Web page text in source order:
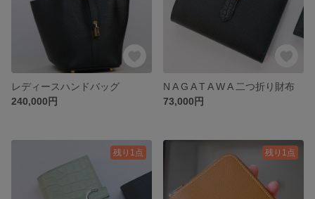
レディースハンドバッグ
240,000円
N A G A T A W A 二つ折り財布
73,000円
残り1点 残り1点